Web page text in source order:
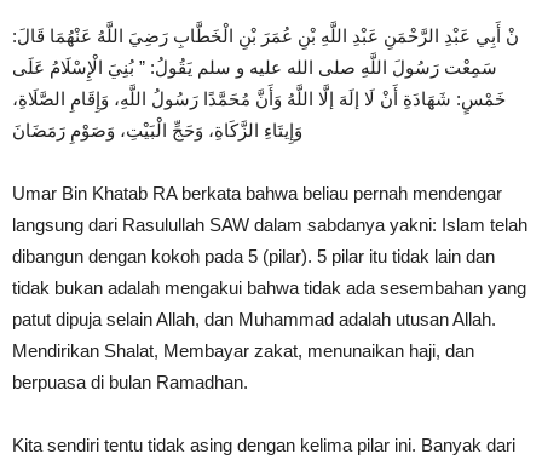
نْ أَبِي عَبْدِ الرَّحْمَنِ عَبْدِ اللَّهِ بْنِ عُمَرَ بْنِ الْخَطَّابِ رَضِيَ اللَّهُ عَنْهُمَا قَالَ:
سَمِعْت رَسُولَ اللَّهِ صلى الله عليه و سلم يَقُولُ: ” بُنِيَ الْإِسْلَامُ عَلَى
خَمْسٍ: شَهَادَةِ أَنْ لَا إلَهَ إلَّا اللَّهُ وَأَنَّ مُحَمَّدًا رَسُولُ اللَّهِ، وَإِقَامِ الصَّلَاةِ،
وَإِيتَاءِ الزَّكَاةِ، وَحَجِّ الْبَيْتِ، وَصَوْمِ رَمَضَانَ
Umar Bin Khatab RA berkata bahwa beliau pernah mendengar
langsung dari Rasulullah SAW dalam sabdanya yakni: Islam telah
dibangun dengan kokoh pada 5 (pilar). 5 pilar itu tidak lain dan
tidak bukan adalah mengakui bahwa tidak ada sesembahan yang
patut dipuja selain Allah, dan Muhammad adalah utusan Allah.
Mendirikan Shalat, Membayar zakat, menunaikan haji, dan
berpuasa di bulan Ramadhan.
Kita sendiri tentu tidak asing dengan kelima pilar ini. Banyak dari